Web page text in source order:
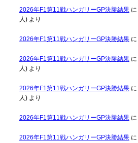
2026年F1第11戦ハンガリーGP決勝結果に
人)より
2026年F1第11戦ハンガリーGP決勝結果に
2026年F1第11戦ハンガリーGP決勝結果に
人)より
2026年F1第11戦ハンガリーGP決勝結果に
人)より
2026年F1第11戦ハンガリーGP決勝結果に
2026年F1第11戦ハンガリーGP決勝結果に